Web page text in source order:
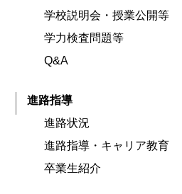
学校説明会・授業公開等
学力検査問題等
Q&A
進路指導
進路状況
進路指導・キャリア教育
卒業生紹介